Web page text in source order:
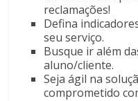
reclamações!
Defina
seu serviço.
Busque ir além
aluno/cliente.
Seja ágil na
comprometido